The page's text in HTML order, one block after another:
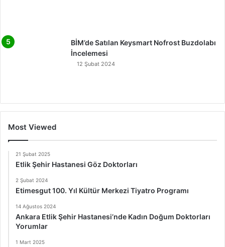
BİM’de Satılan Keysmart Nofrost Buzdolabı
İncelemesi
12 Şubat 2024
Most Viewed
21 Şubat 2025
Etlik Şehir Hastanesi Göz Doktorları
2 Şubat 2024
Etimesgut 100. Yıl Kültür Merkezi Tiyatro Programı
14 Ağustos 2024
Ankara Etlik Şehir Hastanesi’nde Kadın Doğum Doktorları
Yorumlar
1 Mart 2025